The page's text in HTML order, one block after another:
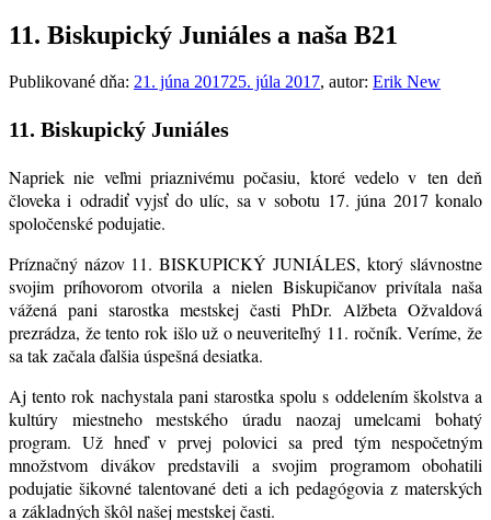
11. Biskupický Juniáles a naša B21
Publikované dňa: 21. júna 201725. júla 2017, autor: Erik New
11. Biskupický Juniáles
Napriek nie veľmi priaznivému počasiu, ktoré vedelo v ten deň
človeka i odradiť vyjsť do ulíc, sa v sobotu 17. júna 2017 konalo
spoločenské podujatie.
Príznačný názov 11. BISKUPICKÝ JUNIÁLES, ktorý slávnostne
svojim príhovorom otvorila a nielen Biskupičanov privítala naša
vážená pani starostka mestskej časti PhDr. Alžbeta Ožvaldová
prezrádza, že tento rok išlo už o neuveriteľný 11. ročník. Veríme, že
sa tak začala ďalšia úspešná desiatka.
Aj tento rok nachystala pani starostka spolu s oddelením školstva a
kultúry miestneho mestského úradu naozaj umelcami bohatý
program. Už hneď v prvej polovici sa pred tým nespočetným
množstvom divákov predstavili a svojim programom obohatili
podujatie šikovné talentované deti a ich pedagógovia z materských
a základných škôl našej mestskej časti.